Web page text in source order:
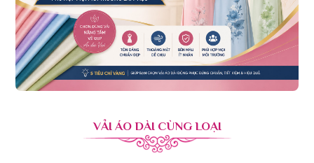
VẢI ÁO DÀI CÙNG LOẠI